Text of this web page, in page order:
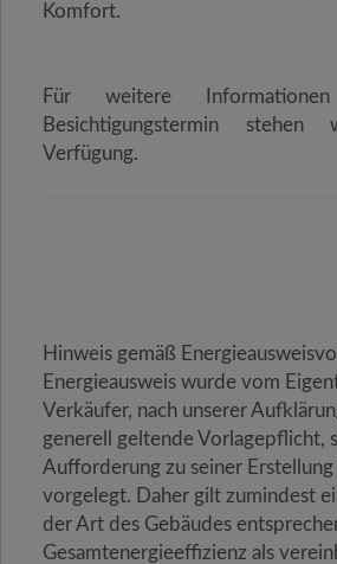
Komfort.
Für weitere
Besichtigungstermin
Verfügung.
Hinweis gemäß
Energieausweis wurde vom
Verkäufer, nach unserer
generell geltende Vorlagepflicht,
Aufforderung zu seiner
vorgelegt. Daher gilt zumindest
der Art des Gebäudes
Gesamtenergieeffizienz als